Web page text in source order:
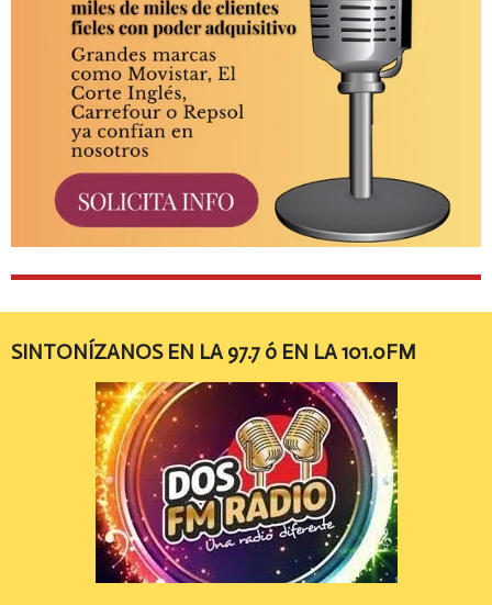
SINTONÍZANOS EN LA 97.7 ó EN LA 101.0FM